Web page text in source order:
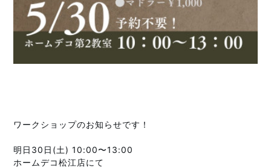
ワークショップのお知らせです！
明日30日(土) 10:00〜13:00
ホームデコ松江店にて